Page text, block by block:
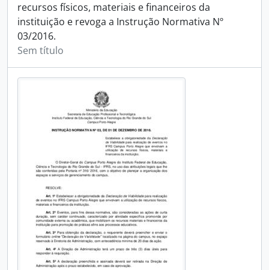
recursos físicos, materiais e financeiros da
instituição e revoga a Instrução Normativa Nº
03/2016.
Sem título